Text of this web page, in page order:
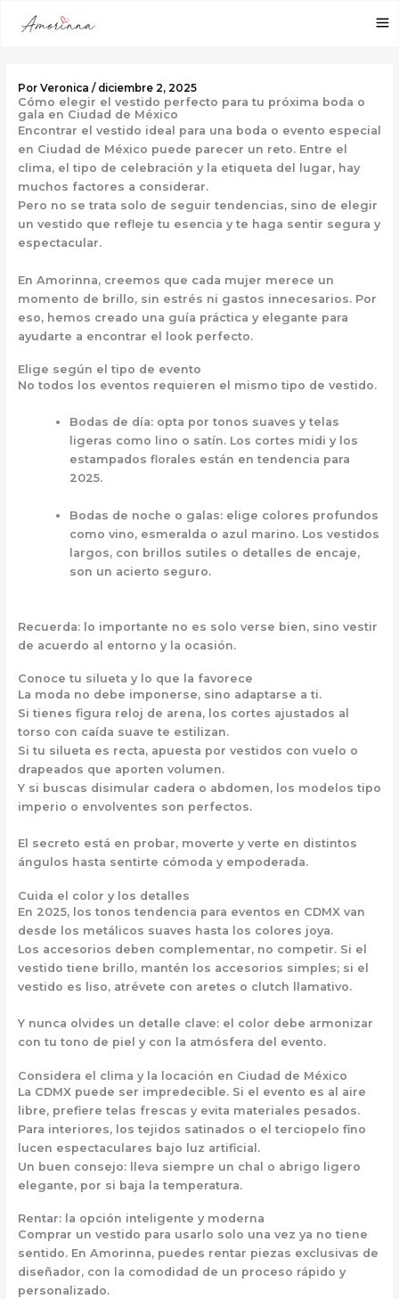
Por Veronica / diciembre 2, 2025
Cómo elegir el vestido perfecto para tu próxima boda o
gala en Ciudad de México
Encontrar el vestido ideal para una boda o evento especial
en Ciudad de México puede parecer un reto. Entre el
clima, el tipo de celebración y la etiqueta del lugar, hay
muchos factores a considerar.
Pero no se trata solo de seguir tendencias, sino de elegir
un vestido que refleje tu esencia y te haga sentir segura y
espectacular.
En Amorinna, creemos que cada mujer merece un
momento de brillo, sin estrés ni gastos innecesarios. Por
eso, hemos creado una guía práctica y elegante para
ayudarte a encontrar el look perfecto.
Elige según el tipo de evento
No todos los eventos requieren el mismo tipo de vestido.
Bodas de día:opta por tonos suaves y telas
ligeras como lino o satín. Los cortes midi y los
estampados florales están en tendencia para
2025.
Bodas de noche o galas:elige colores profundos
como vino, esmeralda o azul marino. Los vestidos
largos, con brillos sutiles o detalles de encaje,
son un acierto seguro.
Recuerda: lo importante no es solo verse bien, sino vestir
de acuerdo al entorno y la ocasión.
Conoce tu silueta y lo que la favorece
La moda no debe imponerse, sino adaptarse a ti.
Si tienes figura reloj de arena, los cortes ajustados al
torso con caída suave te estilizan.
Si tu silueta es recta, apuesta por vestidos con vuelo o
drapeados que aporten volumen.
Y si buscas disimular cadera o abdomen, los modelos tipo
imperio o envolventes son perfectos.
El secreto está en probar, moverte y verte en distintos
ángulos hasta sentirte cómoda y empoderada.
Cuida el color y los detalles
En 2025, los tonos tendencia para eventos en CDMX van
desde los metálicos suaves hasta los colores joya.
Los accesorios deben complementar, no competir. Si el
vestido tiene brillo, mantén los accesorios simples; si el
vestido es liso, atrévete con aretes o clutch llamativo.
Y nunca olvides un detalle clave: el color debe armonizar
con tu tono de piel y con la atmósfera del evento.
Considera el clima y la locación en Ciudad de México
La CDMX puede ser impredecible. Si el evento es al aire
libre, prefiere telas frescas y evita materiales pesados.
Para interiores, los tejidos satinados o el terciopelo fino
lucen espectaculares bajo luz artificial.
Un buen consejo: lleva siempre un chal o abrigo ligero
elegante, por si baja la temperatura.
Rentar: la opción inteligente y moderna
Comprar un vestido para usarlo solo una vez ya no tiene
sentido. En Amorinna, puedes rentar piezas exclusivas de
diseñador, con la comodidad de un proceso rápido y
personalizado.